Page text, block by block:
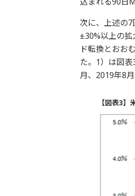
次に、上述の
±30%以上の
ド転換とおお
た。1）は図
月、2019年8月
【図表3